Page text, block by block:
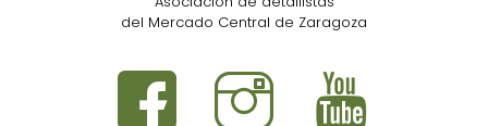
del Mercado Central de Zaragoza